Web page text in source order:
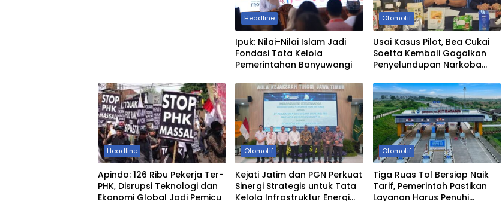
Headline
Ipuk: Nilai-Nilai Islam Jadi
Fondasi Tata Kelola
Pemerintahan Banyuwangi
Otomotif
Usai Kasus Pilot, Bea Cukai
Soetta Kembali Gagalkan
Penyelundupan Narkoba
Headline
Apindo: 126 Ribu Pekerja Ter-
PHK, Disrupsi Teknologi dan
Ekonomi Global Jadi Pemicu
Otomotif
Kejati Jatim dan PGN Perkuat
Sinergi Strategis untuk Tata
Kelola Infrastruktur Energi
Otomotif
Tiga Ruas Tol Bersiap Naik
Tarif, Pemerintah Pastikan
Layanan Harus Penuhi